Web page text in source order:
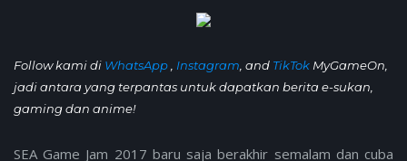
Follow kami di WhatsApp Instagram , and TikTok MyGameOn,
jadi antara yang terpantas untuk dapatkan berita e-sukan,
gaming dan anime!
SEA Game Jam 2017 baru saja berakhir semalam dan cuba